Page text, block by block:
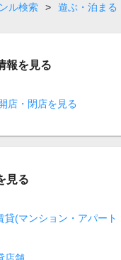
ル検索 > 遊ぶ・泊まる
報を見る
店・閉店を見る
見る
貸(マンション・アパート
店舗